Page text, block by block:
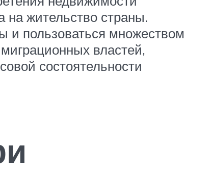
на жительство страны.
и пользоваться множеством
властей,
состоятельности